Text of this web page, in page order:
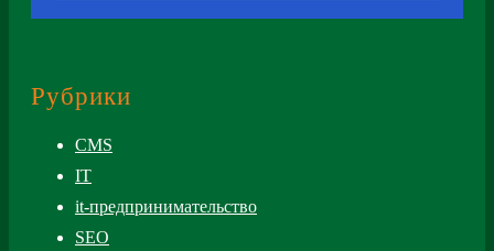
Рубрики
CMS
IT
it-предпринимательство
SEO